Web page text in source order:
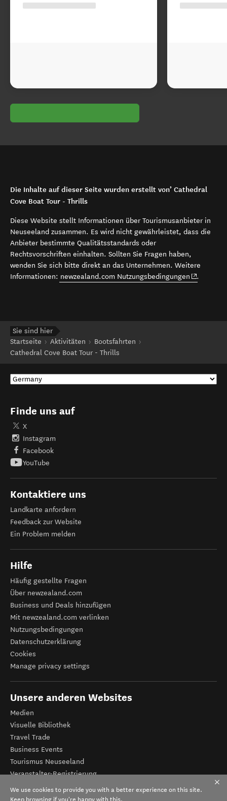
Die Inhalte auf dieser Seite wurden erstellt von’ Cathedral
Cove Boat Tour - Thrills
Diese Website stellt Informationen über Tourismusanbieter in
Neuseeland zusammen. Es wird nicht gewährleistet, dass die
Anbieter bestimmte Qualitätsstandards oder
Rechtsvorschriften einhalten. Sollten Sie Fragen haben,
wenden Sie sich bitte direkt an das Unternehmen. Weitere
Informationen: newzealand.com Nutzungsbedingungen (opens in
.
Sie sind hier
Startseite
Aktivitäten
Bootsfahrten
Cathedral Cove Boat Tour - Thrills
Finde uns auf
X
Instagram
Facebook
YouTube
Kontaktiere uns
Landkarte anfordern
Feedback zur Website
Ein Problem melden
Hilfe
Häufig gestellte Fragen
Über newzealand.com
Business und Deals hinzufügen
Mit newzealand.com verlinken
Nutzungsbedingungen
Datenschutzerklärung
Cookies
Manage privacy settings
Unsere anderen Websites
Medien
Visuelle Bibliothek
Travel Trade
Business Events
Tourismus Neuseeland
Veranstalter-Registrierung
We use cookies to provide you with a better experience on this site.
Keep browsing if you're happy with this.